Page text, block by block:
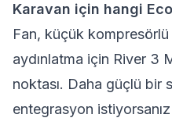
Karavan için hangi
Fan, küçük
aydınlatma için River 3
noktası. Daha güçlü bir
entegrasyon